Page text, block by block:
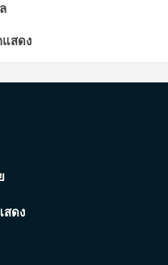
สดง
สดง